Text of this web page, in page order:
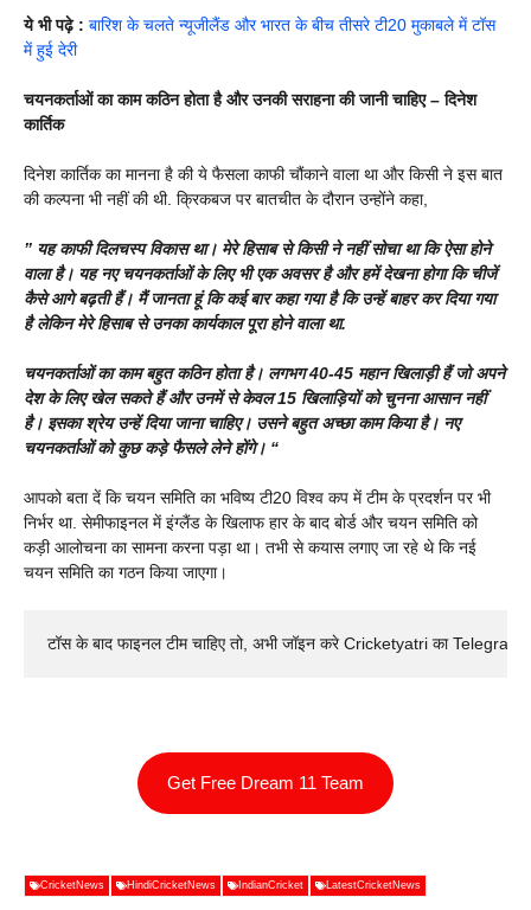
ये भी पढ़े : बारिश के चलते न्यूजीलैंड और भारत के बीच तीसरे टी20 मुकाबले में टॉस
में हुई देरी
चयनकर्ताओं का काम कठिन होता है और उनकी सराहना की जानी चाहिए – दिनेश
कार्तिक
दिनेश कार्तिक का मानना है की ये फैसला काफी चौंकाने वाला था और किसी ने इस बात
की कल्पना भी नहीं की थी. क्रिकबज पर बातचीत के दौरान उन्होंने कहा,
” यह काफी दिलचस्प विकास था। मेरे हिसाब से किसी ने नहीं सोचा था कि ऐसा होने
वाला है। यह नए चयनकर्ताओं के लिए भी एक अवसर है और हमें देखना होगा कि चीजें
कैसे आगे बढ़ती हैं। मैं जानता हूं कि कई बार कहा गया है कि उन्हें बाहर कर दिया गया
है लेकिन मेरे हिसाब से उनका कार्यकाल पूरा होने वाला था.
चयनकर्ताओं का काम बहुत कठिन होता है। लगभग 40-45 महान खिलाड़ी हैं जो अपने
देश के लिए खेल सकते हैं और उनमें से केवल 15 खिलाड़ियों को चुनना आसान नहीं
है। इसका श्रेय उन्हें दिया जाना चाहिए। उसने बहुत अच्छा काम किया है। नए
चयनकर्ताओं को कुछ कड़े फैसले लेने होंगे। “
आपको बता दें कि चयन समिति का भविष्य टी20 विश्व कप में टीम के प्रदर्शन पर भी
निर्भर था. सेमीफाइनल में इंग्लैंड के खिलाफ हार के बाद बोर्ड और चयन समिति को
कड़ी आलोचना का सामना करना पड़ा था। तभी से कयास लगाए जा रहे थे कि नई
चयन समिति का गठन किया जाएगा।
टॉस के बाद फाइनल टीम चाहिए तो, अभी जॉइन करे Cricketyatri का
Get Free Dream 11 Team
CricketNews HindiCricketNews IndianCricket LatestCricketNews